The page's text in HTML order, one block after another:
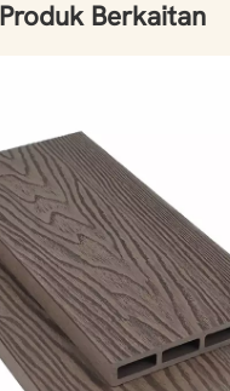
Produk Berkaitan